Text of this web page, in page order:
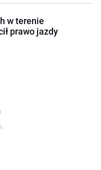
w terenie
prawo jazdy